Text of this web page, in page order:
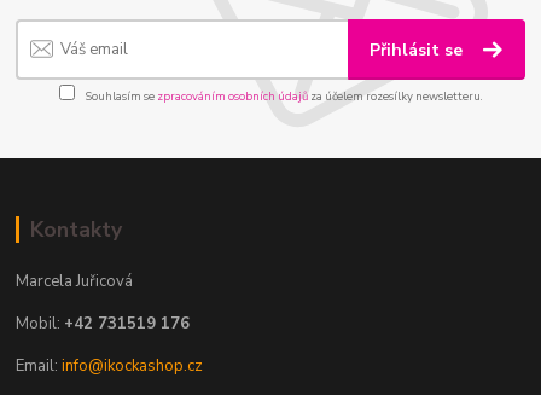
Přihlásit se
Souhlasím se zpracováním osobních údajůza účelem rozesílky newsletteru.
Kontakty
Marcela Juřicová
Mobil: +42 731519 176
Email:info@ikockashop.cz